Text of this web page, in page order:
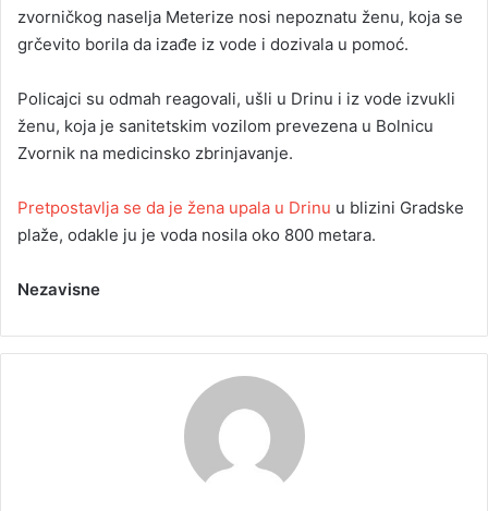
zvorničkog naselja Meterize nosi nepoznatu ženu, koja se
grčevito borila da izađe iz vode i dozivala u pomoć.
Policajci su odmah reagovali, ušli u Drinu i iz vode izvukli
ženu, koja je sanitetskim vozilom prevezena u Bolnicu
Zvornik na medicinsko zbrinjavanje.
Pretpostavlja se da je žena upala u Drinu u blizini Gradske
plaže, odakle ju je voda nosila oko 800 metara.
Nezavisne